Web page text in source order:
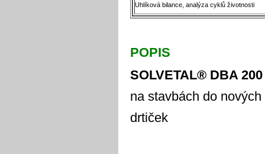
Uhlíková bilance, analýza cyklů životnosti
POPIS
SOLVETAL® DBA 200
na stavbách do
drtiček